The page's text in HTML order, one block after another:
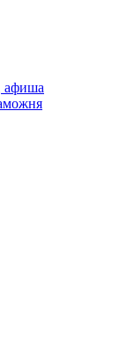
афиша